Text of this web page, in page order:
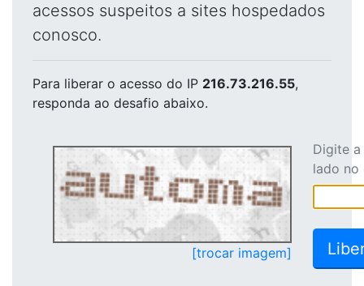
acessos suspeitos a sites hospedados
conosco.
Para liberar o acesso do IP 216.73.216.55,
responda ao desafio abaixo.
[trocar imagem]
Digite
lado no